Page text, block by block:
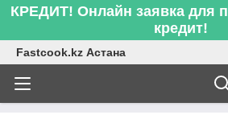
КРЕДИТ! Онлайн заявка для
кредит!
Fastcook.kz Астана